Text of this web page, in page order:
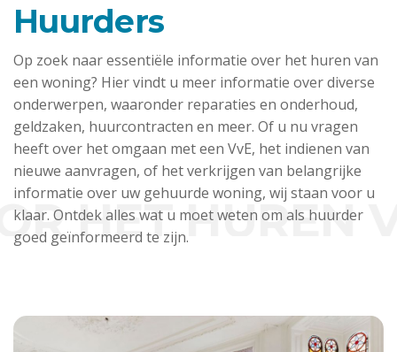
Huurders
Op zoek naar essentiële informatie over het huren van
een woning? Hier vindt u meer informatie over diverse
onderwerpen, waaronder reparaties en onderhoud,
geldzaken, huurcontracten en meer. Of u nu vragen
heeft over het omgaan met een VvE, het indienen van
nieuwe aanvragen, of het verkrijgen van belangrijke
informatie over uw gehuurde woning, wij staan voor u
klaar. Ontdek alles wat u moet weten om als huurder
goed geïnformeerd te zijn.
HET HUREN